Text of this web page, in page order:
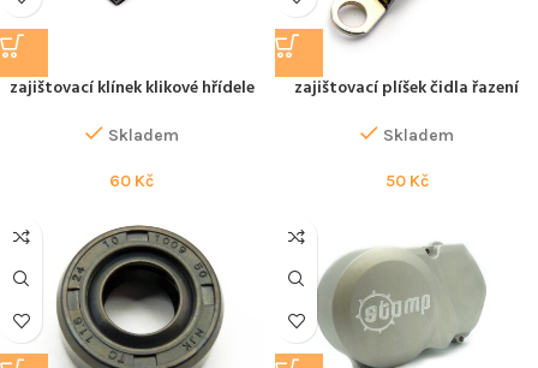
zajištovací klínek klikové hřídele
Skladem
60 Kč
zajištovací plíšek čidla řazení
Skladem
50 Kč